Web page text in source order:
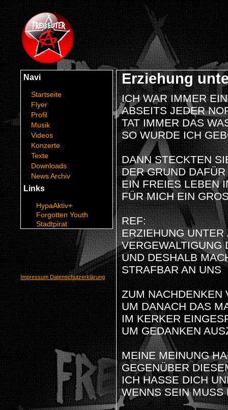
Erziehung
ICH WAR IMMER
ABSEITS JEDER
TAT IMMER DAS
SO WURDE ICH
DANN STECKTEN
DER GRUND
EIN FREIES LEBEN
FÜR MICH EIN
REF:
ERZIEHUNG UNTER
VERGEWALTIGUNG
UND DESHALB
STRAFBAR AN UNS
ZUM NACHDENKEN
UM DANACH DAS
IM KERKER
UM GEDANKEN
MEINE MEINUNG
GEGENÜBER
ICH HASSE DICH
WENNS SEIN MUSS
Navi
Startseite
Flyer
Profil
Musik
Videos
Konzerte
Texte
Downloads
News Archiv
Links
HypaAktiv+
Forgotten Youth
Stadtpirat
Impressum Datenschutzerklärung